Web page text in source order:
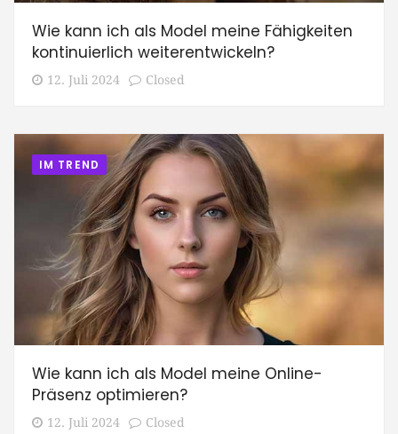
Wie kann ich als Model meine Fähigkeiten
kontinuierlich weiterentwickeln?
12. Juli 2024 Closed
IM TREND
Wie kann ich als Model meine Online-
Präsenz optimieren?
12. Juli 2024 Closed